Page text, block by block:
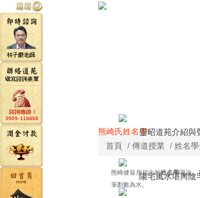
靈昭道苑介紹與
陽宅風水堪輿陰
熊崎氏姓名學
首頁
傳道授業 姓名
熊崎健翁所提出的姓名學理論，
筆劃數為水。